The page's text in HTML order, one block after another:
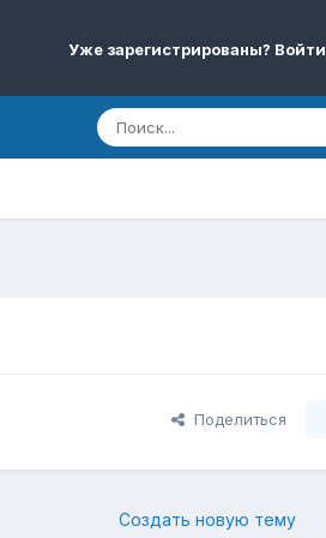
Уже зарегистрированы? Войти
Поделиться
Создать новую тему